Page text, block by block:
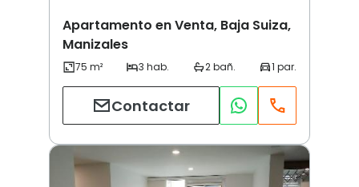
Apartamento en Venta, Baja Suiza,
Manizales
Contactar